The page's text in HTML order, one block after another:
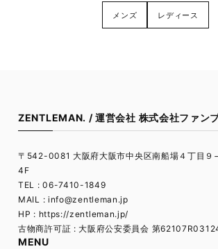
メンズ レディース
ZENTLEMAN. / 運営会社 株式会社ファン
〒542-0081 大阪府大阪市中央区南船場４丁目
4F
TEL : 06-7410-1849
MAIL : info@zentleman.jp
HP : https://zentleman.jp/
古物商許可証 : 大阪府公安委員会 第
MENU